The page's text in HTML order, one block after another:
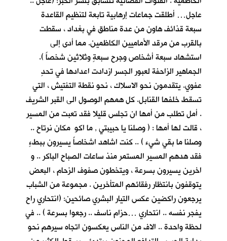
عاجل… أطلقت جماعات إرهابية تابعة لتنظيم القاعدة
سبعة قذائف هاون من عدة مناطق في بغداد ، سقطت
بالقرب من مرقد الأماميين الكاظمين. مما أدى إلى
استشهاد سبعة أشخاص وجرح سبعةٍ وثلاثين شخصاً ).
الجماهير الزاحفة لعبور الجسر ازدادت اعدادها في تحدٍ
عفوي. يتقدمون نحو الاسلاك ، نحو نقطة التفتيش ، التي
تسقط خلفها القنابل. كل همهم الوصول الى القبر الشريف
. أمل تطلب من أمها ان تجلس قليلا فقد تعبت من المسير
، قالت لها أمها : ( وصلنا يا حبيبتي , ما اكو مكان نرتاح ..
وصلنا ما بقي شيء ) .. كنت اشاهد اشخاصاً يسيرون ببطءٍ
فقد هدهم المسير المستمر منذ ساعات الصباح الباكر .. و
اخرين يسيرون بسرعة ، ويتخطون صفوف الزحام ، البعض
يتوقفون بانتظار رفقائهم المتأخرين . مجموعة من الشباب
يرجعون راكضين عكس التيار البشري صائحين: (انتحاري راح
يفجر نفسه .. انتحاري …حزام ناسف .. رجعوا بسرعة ) .. في
لحظة واحدة .. الاف من الناس يعكسون اتجاه سيرهم نحو